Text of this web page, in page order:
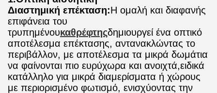
Διαστημική επέκταση:Η ομαλή και διαφανής
επιφάνεια του
τρυπημένουκαθρέφτηςδημιουργεί ένα οπτικό
αποτέλεσμα επέκτασης, αντανακλώντας το
περιβάλλον, με αποτέλεσμα τα μικρά δωμάτια
να φαίνονται πιο ευρύχωρα και ανοιχτά,ειδικά
κατάλληλο για μικρά διαμερίσματα ή χώρους
με περιορισμένο φωτισμό, ενισχύοντας την